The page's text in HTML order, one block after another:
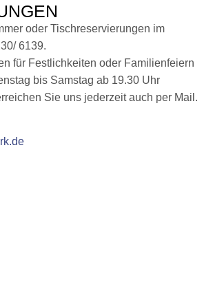
oder Tischreservierungen im
6139.
für Festlichkeiten oder Familienfeiern
bis Samstag ab 19.30 Uhr
Sie uns jederzeit auch per Mail.